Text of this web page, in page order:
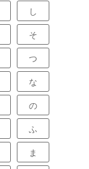
し
そ
つ
な
の
ふ
ま